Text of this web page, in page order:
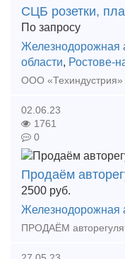
СЦБ розетки,
По запросу
Железнодорожная
области, Ростове-
02.06.23
1761
0
Продаём
2500 руб.
Железнодорожная